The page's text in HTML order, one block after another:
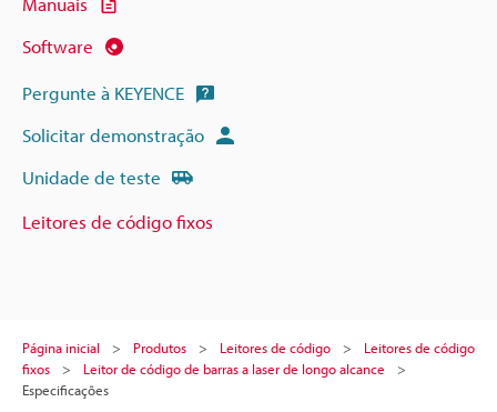
Software
Pergunte à KEYENCE
Solicitar demonstração
Unidade de teste
Leitores de código fixos
Página inicial Produtos Leitores de código
Leitores de código
fixos
Leitor de código de barras a laser de longo alcance
Especificações